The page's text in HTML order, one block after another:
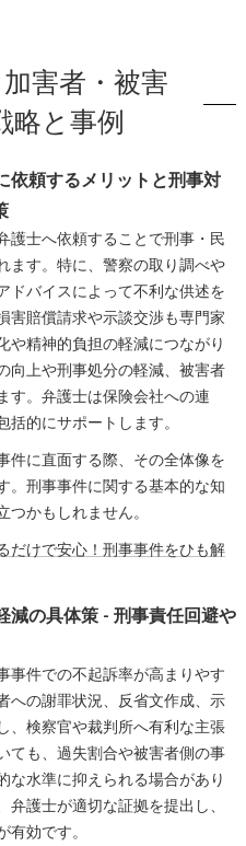
害者・被害
略と事例
依頼するメリットと刑事対
護士へ依頼することで刑事・民
ます。特に、警察の取り調べや
ドバイスによって不利な供述を
害賠償請求や示談交渉も専門家
や精神的負担の軽減につながり
向上や刑事処分の軽減、被害者
す。弁護士は保険会社への連
的にサポートします。
件に直面する際、その全体像を
。刑事事件に関する基本的な知
かもしれません。
だけで安心！刑事事件をひも解
減の具体策 - 刑事責任回避や
事件での不起訴率が高まりやす
への謝罪状況、反省文作成、示
、検察官や裁判所へ有利な主張
ても、過失割合や被害者側の事
な水準に抑えられる場合があり
護士が適切な証拠を提出し、
効です。